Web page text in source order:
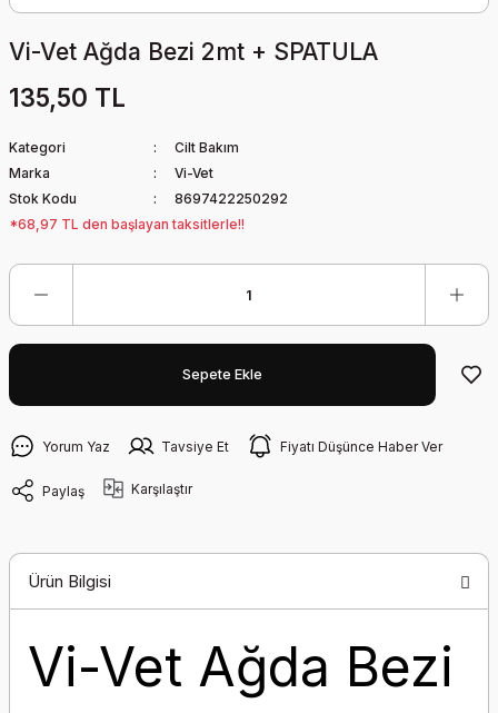
Vi-Vet Ağda Bezi 2mt + SPATULA
135,50 TL
Kategori
Cilt Bakım
Marka
Vi-Vet
Stok Kodu
8697422250292
*68,97 TL den başlayan taksitlerle!!
Sepete Ekle
Yorum Yaz Tavsiye Et Fiyatı Düşünce Haber Ver
Paylaş Karşılaştır
Ürün Bilgisi
Vi-Vet Ağda Bezi